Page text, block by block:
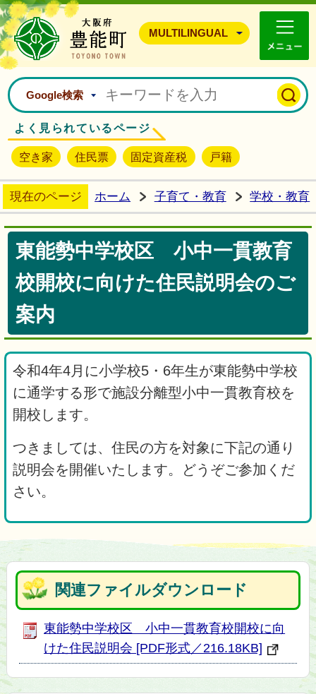
豊能町ホームページ
MULTILINGUAL
Google検索
よく見られているページ
空き家 住民票 固定資産税 戸籍
現在のページ ホーム 子育て・教育 学校・教育
東能勢中学校区 小中一貫教育
校開校に向けた住民説明会のご
案内
令和4年4月に小学校5・6年生が東能勢中学校
に通学する形で施設分離型小中一貫教育校を
開校します。
つきましては、住民の方を対象に下記の通り
説明会を開催いたします。どうぞご参加くだ
さい。
関連ファイルダウンロード
東能勢中学校区 小中一貫教育校開校に向
けた住民説明会 [PDF形式／216.18KB]